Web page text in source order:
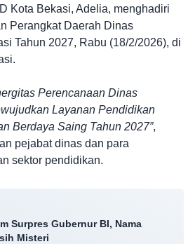
Kota Bekasi, Adelia, menghadiri
Perangkat Daerah Dinas
Tahun 2027, Rabu (18/2/2026), di
Perencanaan Dinas
Layanan Pendidikan
Berdaya Saing Tahun 2027”,
pejabat dinas dan para
sektor pendidikan.
Surpres Gubernur BI, Nama
Misteri